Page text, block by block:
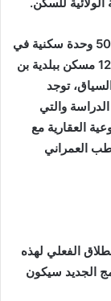
للتذكير فقد تم توزيع خلال شهر أبريل المنصرم 503 وحدة سكنية في
الصيغة الترقوي المدعم (البرنامج القديم) منها 125 مسكن ببلدية بن
نفس السياق، توجد
والتي
العقارية مع
العمراني
الفعلي لهذه
البرنامج الجديد سيكون